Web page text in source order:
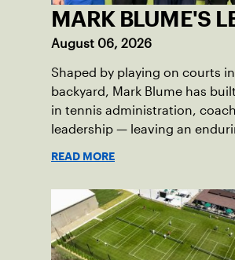
MARK BLUME'S
August 06, 2026
Shaped by playing on courts
backyard, Mark Blume has
in tennis administration,
leadership — leaving an
READ MORE